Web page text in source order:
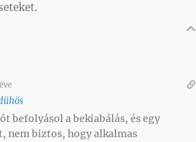
befolyásol a bekiabálás, és egy
nem biztos, hogy alkalmas